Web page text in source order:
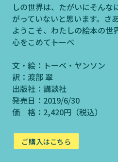
しの世界は、たがいにそんな
がっていないと思います。さ
ようこそ、わたしの絵本の世
心をこめて――トーベ
文・絵：トーベ・ヤンソン
訳：渡部 翠
出版社：講談社
発売日：2019/6/30
価 格：2,420円（税込）
ご購入はこちら